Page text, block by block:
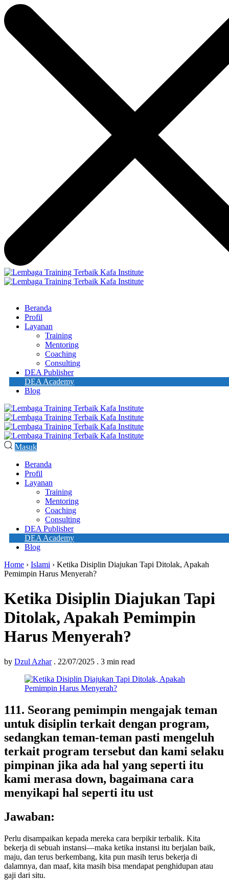
Beranda
Profil
Layanan
Training
Mentoring
Coaching
Consulting
DEA Publisher
DEA Academy
Blog
Masuk
Beranda
Profil
Layanan
Training
Mentoring
Coaching
Consulting
DEA Publisher
DEA Academy
Blog
Home › Islami › Ketika Disiplin Diajukan Tapi Ditolak, Apakah
Pemimpin Harus Menyerah?
Ketika Disiplin Diajukan Tapi
Ditolak, Apakah Pemimpin
Harus Menyerah?
by Dzul Azhar . 22/07/2025 . 3 min read
111. Seorang pemimpin mengajak teman
untuk disiplin terkait dengan program,
sedangkan teman-teman pasti mengeluh
terkait program tersebut dan kami selaku
pimpinan jika ada hal yang seperti itu
kami merasa down, bagaimana cara
menyikapi hal seperti itu ust
Jawaban:
Perlu disampaikan kepada mereka cara berpikir terbalik. Kita
bekerja di sebuah instansi—maka ketika instansi itu berjalan baik,
maju, dan terus berkembang, kita pun masih terus bekerja di
dalamnya, dan maaf, kita masih bisa mendapat penghidupan atau
gaji dari situ.